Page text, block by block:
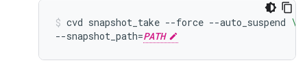
cvd snapshot_take --force --auto_suspend \
--snapshot_path=PATH